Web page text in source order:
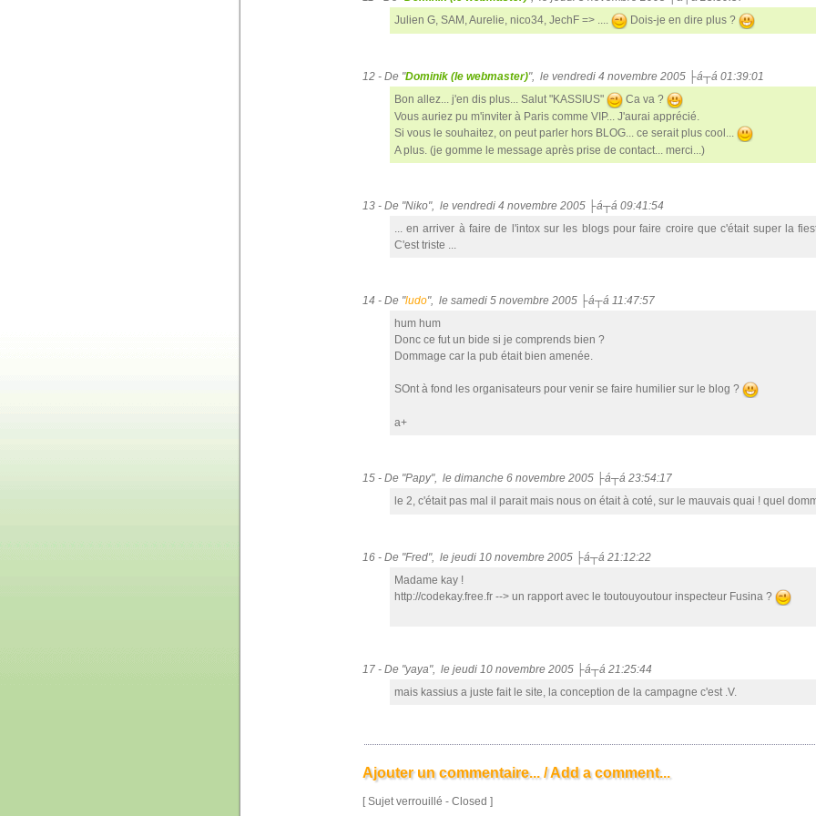
Julien G, SAM, Aurelie, nico34, JechF => ....
Dois-je en dire plus ?
12 - De "Dominik (le webmaster)", le vendredi 4 novembre 2005 ├á┬á 01:39:01
Bon allez... j'en dis plus... Salut "KASSIUS"
Ca va ?
Vous auriez pu m'inviter à Paris comme VIP... J'aurai apprécié.
Si vous le souhaitez, on peut parler hors BLOG... ce serait plus cool...
A plus. (je gomme le message après prise de contact... merci...)
13 - De "Niko", le vendredi 4 novembre 2005 ├á┬á 09:41:54
... en arriver à faire de l'intox sur les blogs pour faire croire que c'était super la
C'est triste ...
14 - De "ludo", le samedi 5 novembre 2005 ├á┬á 11:47:57
hum hum
Donc ce fut un bide si je comprends bien ?
Dommage car la pub était bien amenée.
SOnt à fond les organisateurs pour venir se faire humilier sur le blog ?
a+
15 - De "Papy", le dimanche 6 novembre 2005 ├á┬á 23:54:17
le 2, c'était pas mal il parait mais nous on était à coté, sur le mauvais quai ! quel
16 - De "Fred", le jeudi 10 novembre 2005 ├á┬á 21:12:22
Madame kay !
http://codekay.free.fr --> un rapport avec le toutouyoutour inspecteur Fusina ?
17 - De "yaya", le jeudi 10 novembre 2005 ├á┬á 21:25:44
mais kassius a juste fait le site, la conception de la campagne c'est .V.
Ajouter un commentaire... / Add a comment...
[ Sujet verrouillé - Closed ]